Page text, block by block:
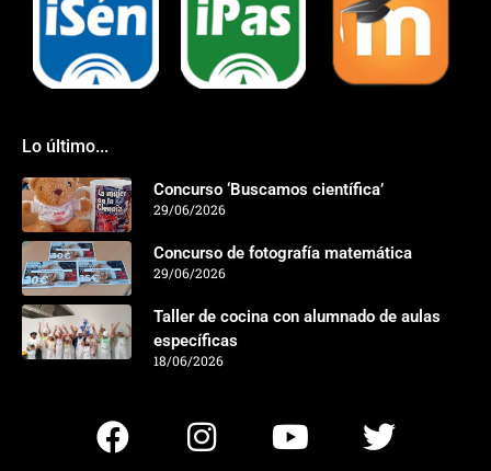
Lo último...
Concurso ‘Buscamos científica’
29/06/2026
Concurso de fotografía matemática
29/06/2026
Taller de cocina con alumnado de aulas
específicas
18/06/2026